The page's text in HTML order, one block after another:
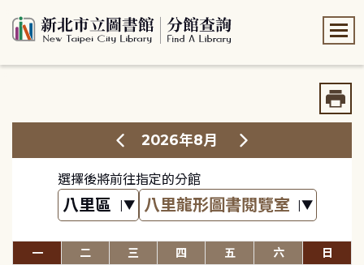
2026年8月
選擇後將前往指定的分館
一 二 三 四 五 六 日